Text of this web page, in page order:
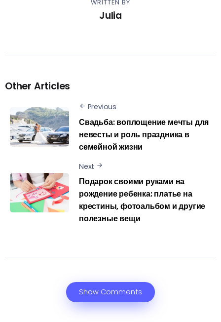
WRITTEN BY
Julia
Other Articles
Previous
Свадьба: воплощение мечты для
невесты и роль праздника в
семейной жизни
Next
Подарок своими руками на
рождение ребенка: платье на
крестины, фотоальбом и другие
полезные вещи
Show Comments